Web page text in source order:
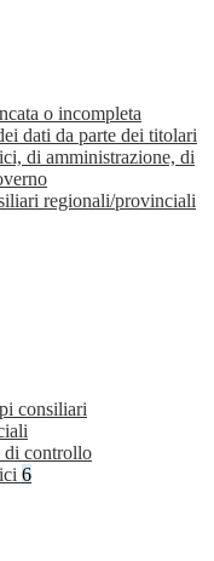
o incompleta
dati da parte dei titolari
di amministrazione, di
regionali/provinciali
consiliari
di controllo
6